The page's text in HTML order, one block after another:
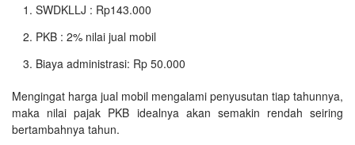
SWDKLLJ : Rp143.000
PKB : 2% nilai jual mobil
Biaya administrasi: Rp 50.000
Mengingat harga jual mobil mengalami penyusutan tiap tahunnya,
maka nilai pajak PKB idealnya akan semakin rendah seiring
bertambahnya tahun.